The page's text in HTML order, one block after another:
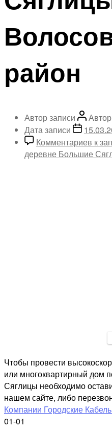
район
Автор записи
Дата записи
Комментариев к
деревне Большие
Чтобы провести
или многоквартирный дом
Сяглицы необходимо
нашем сайте, либо
Компании Городские
01-01